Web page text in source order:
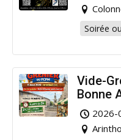
Soirée
Vide-
Bonne
2026-